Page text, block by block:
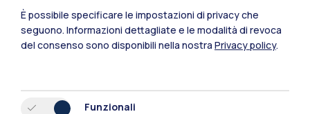
È possibile specificare le impostazioni di privacy che
seguono. Informazioni dettagliate e le modalità di revoca
del consenso sono disponibili nella nostra Privacy policy.
Funzionali